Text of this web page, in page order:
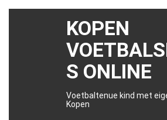
KOPEN
S ONLINE
Voetbaltenue kind met
Kopen